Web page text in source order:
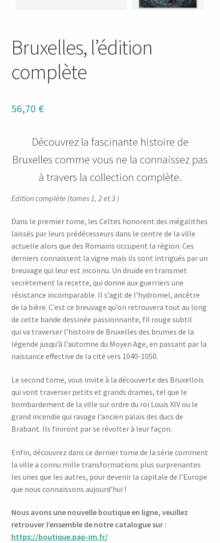
Bruxelles, l’édition
complète
56,70 €
Découvrez la fascinante histoire de
Bruxelles comme vous ne la connaissez pas
à travers la collection complète.
Edition complète (tomes 1, 2 et 3 )
Dans le premier tome, les Celtes honorent des mégalithes
laissés par leurs prédécesseurs dans le centre de la ville
actuelle alors que des Romains occupent la région. Ces
derniers connaissent la vigne mais ils sont intrigués par un
breuvage qui leur est inconnu. Un druide en transmet
secrètement la recette, qui donne aux guerriers une
résistance incomparable. Il s’agit de l’hydromel, ancêtre
de la bière. C’est ce breuvage qu’on retrouvera tout au long
de cette bande dessinée passionnante, fil rouge subtil
qui va traverser l’histoire de Bruxelles des brumes de la
légende jusqu’à l’automne du Moyen Age, en passant par la
naissance effective de la cité vers 1040-1050.
Le second tome, vous invite à la découverte des Bruxellois
qui vont traverser petits et grands drames, tel que le
bombardement de la ville sur ordre du roi Louis XIV ou le
grand incendie qui ravage l’ancien palais des ducs de
Brabant. Ils finiront par se révolter à leur façon.
Enfin, découvrez dans ce dernier tome de la série comment
la ville a connu mille transformations plus surprenantes
les unes que les autres, pour devenir la capitale de l’Europe
que nous connaissons aujourd’hui !
Nous avons une nouvelle boutique en ligne, veuillez
retrouver l’ensemble de notre catalogue sur :
https://boutique.pap-im.fr/